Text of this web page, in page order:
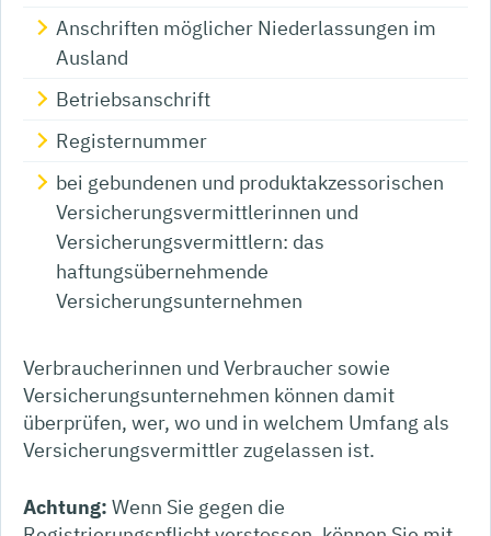
Anschriften möglicher Niederlassungen im
Ausland
Betriebsanschrift
Registernummer
bei gebundenen und produktakzessorischen
Versicherungsvermittlerinnen und
Versicherungsvermittlern: das
haftungsübernehmende
Versicherungsunternehmen
Verbraucherinnen und Verbraucher sowie
Versicherungsunternehmen können damit
überprüfen, wer, wo und in welchem Umfang als
Versicherungsvermittler zugelassen ist.
Achtung: Wenn Sie gegen die